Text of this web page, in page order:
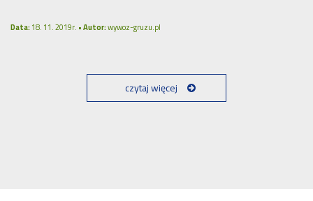
Data:18. 11. 2019r. •Autor:wywoz-gruzu.pl
czytaj więcej